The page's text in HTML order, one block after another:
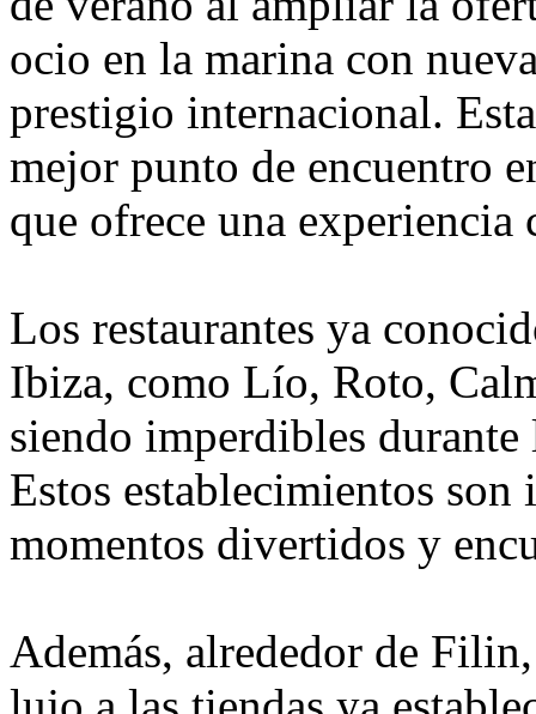
ocio en la marina con
prestigio internacional.
mejor punto de encuentro
que ofrece una experiencia
Los restaurantes ya
Ibiza, como Lío, Roto,
siendo imperdibles
Estos establecimientos son
momentos divertidos y
Además, alrededor de